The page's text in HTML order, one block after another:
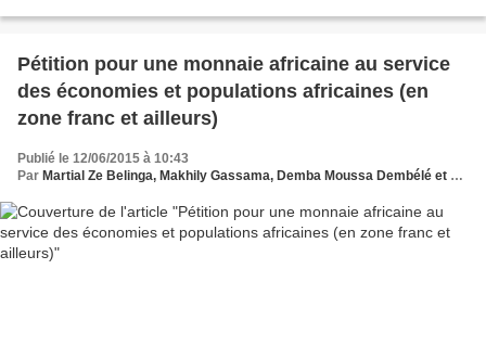
Pétition pour une monnaie africaine au service
des économies et populations africaines (en
zone franc et ailleurs)
Publié le 12/06/2015 à 10:43
Par Martial Ze Belinga, Makhily Gassama, Demba Moussa Dembélé et Bamba Sakho